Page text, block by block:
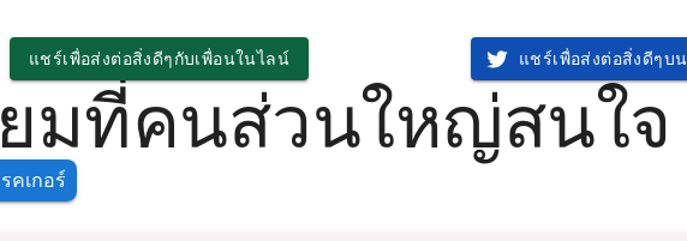
แชร์เพื่อส่งต่อสิ่งดีๆกับเพื่อนในไลน์ แชร์เพื่อส่งต่อสิ่งดีๆบ
มที่คนส่วนใหญ่สนใจ
คเกอร์